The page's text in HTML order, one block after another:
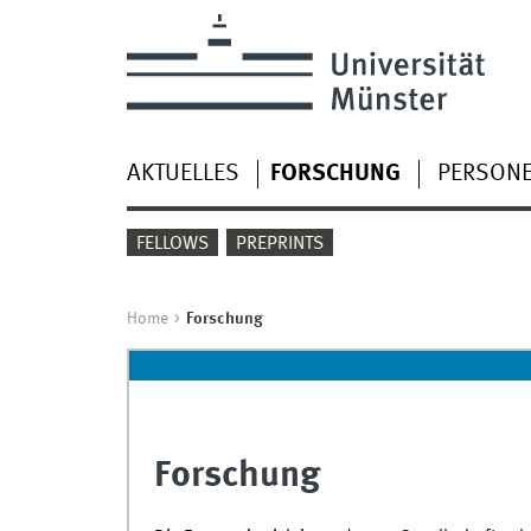
AKTUELLES FORSCHUNG
FELLOWS PREPRINTS
Home Forschung
Forschung